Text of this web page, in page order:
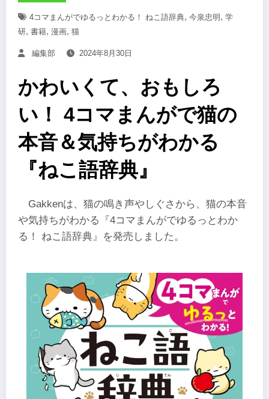
4コマまんがでゆるっとわかる！ ねこ語辞典, 今泉忠明 , 学
研, 書籍, 漫画, 猫
編集部 2024年8月30日
かわいくて、おもしろ
い！ 4コマまんがで猫の
本音＆気持ちがわかる
『ねこ語辞典』
Gakkenは、猫の鳴き声やしぐさから、猫の本音
や気持ちがわかる『4コマまんがでゆるっとわか
る！ ねこ語辞典』を発売しました。